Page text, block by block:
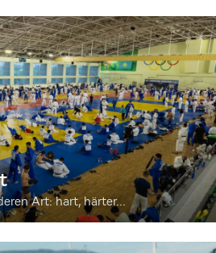
Art: hart, härter...